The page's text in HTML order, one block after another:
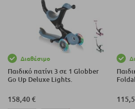
Διαθέσιμο
Παιδικό πατίνι 3 σε 1 Globber
Go Up Deluxe Lights.
158,40 €